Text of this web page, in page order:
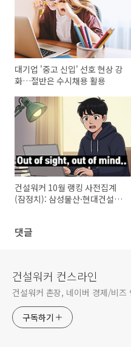
대기업 '중고 신입' 선호 현상 강
화…절반은 수시채용 활용
건설워커 10월 랭킹 사전집계
(잠정치): 삼성물산·현대건설
댓글
건설워커 컨스라인
건설워커 촌장, 네이버 경제/비즈
구독하기